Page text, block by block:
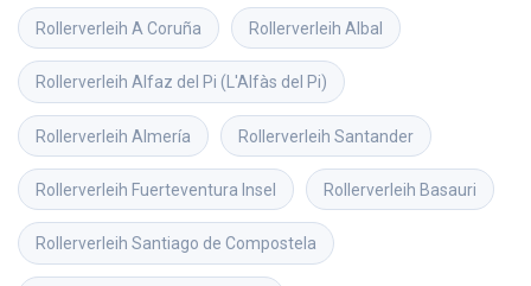
Rollerverleih A Coruña Rollerverleih Albal
Rollerverleih Alfaz del Pi (L'Alfàs del Pi)
Rollerverleih Almería Rollerverleih Santander
Rollerverleih Fuerteventura Insel Rollerverleih Basauri
Rollerverleih Santiago de Compostela